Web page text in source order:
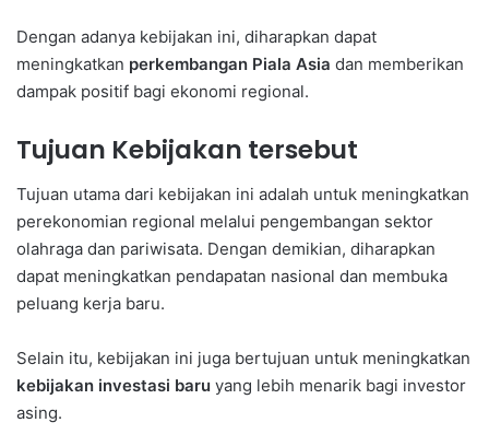
Dengan adanya kebijakan ini, diharapkan dapat
meningkatkan perkembangan Piala Asia dan memberikan
dampak positif bagi ekonomi regional.
Tujuan Kebijakan tersebut
Tujuan utama dari kebijakan ini adalah untuk meningkatkan
perekonomian regional melalui pengembangan sektor
olahraga dan pariwisata. Dengan demikian, diharapkan
dapat meningkatkan pendapatan nasional dan membuka
peluang kerja baru.
Selain itu, kebijakan ini juga bertujuan untuk meningkatkan
kebijakan investasi baru yang lebih menarik bagi investor
asing.